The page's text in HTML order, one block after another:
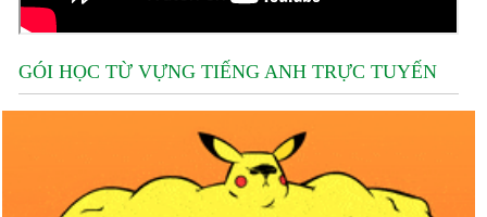
GÓI HỌC TỪ VỰNG TIẾNG ANH TRỰC TUYẾN